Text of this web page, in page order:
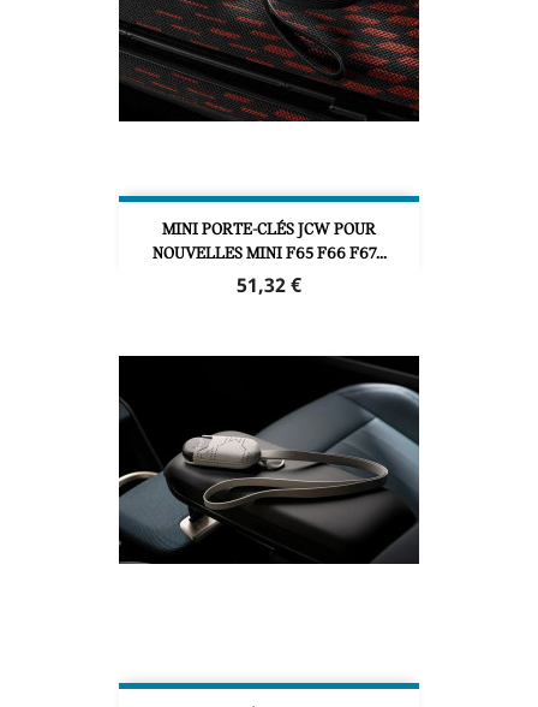
MINI PORTE-CLÉS JCW POUR
NOUVELLES MINI F65 F66 F67...
Prix
51,32 €